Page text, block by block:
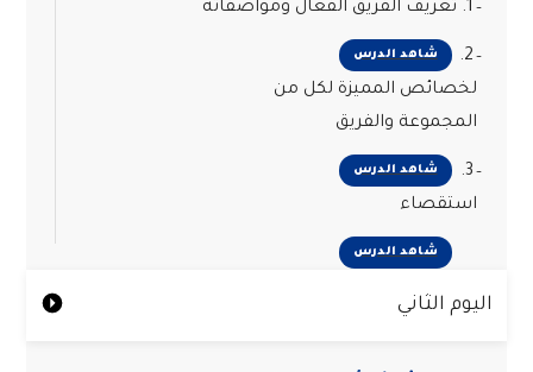
شاهد الدرس
2.
لخصائص المميزة لكل من
المجموعة والفريق
شاهد الدرس
3.
استقصاء
شاهد الدرس
اليوم الثاني